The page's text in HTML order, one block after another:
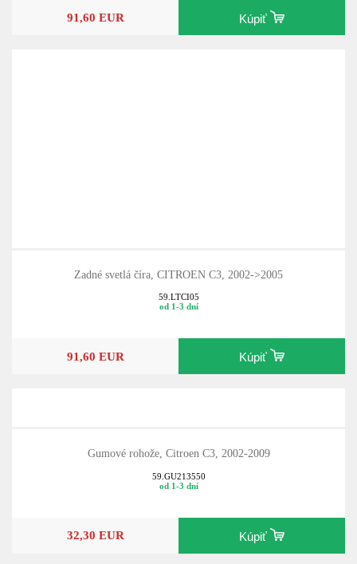
91,60 EUR Kúpiť
Zadné svetlá číra, CITROEN C3, 2002->2005
59.LTCI05
od 1-3 dní
91,60 EUR Kúpiť
Gumové rohože, Citroen C3, 2002-2009
59.GU213550
od 1-3 dní
32,30 EUR Kúpiť